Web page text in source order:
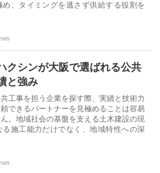
め、タイミングを逃さず供給する役割を
クシンが大阪で選ばれる公共
と強み
工事を担う企業を探す際、実績と技術力
できるパートナーを見極めることは容易
。地域社会の基盤を支える土木建設の現
る施工能力だけでなく、地域特性への深